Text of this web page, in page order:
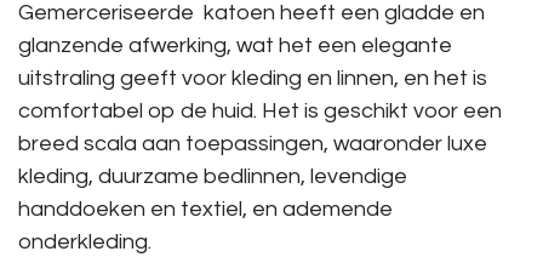
Gemerceriseerde katoen heeft een gladde en
glanzende afwerking, wat het een elegante
uitstraling geeft voor kleding en linnen, en het is
comfortabel op de huid. Het is geschikt voor een
breed scala aan toepassingen, waaronder luxe
kleding, duurzame bedlinnen, levendige
handdoeken en textiel, en ademende
onderkleding.